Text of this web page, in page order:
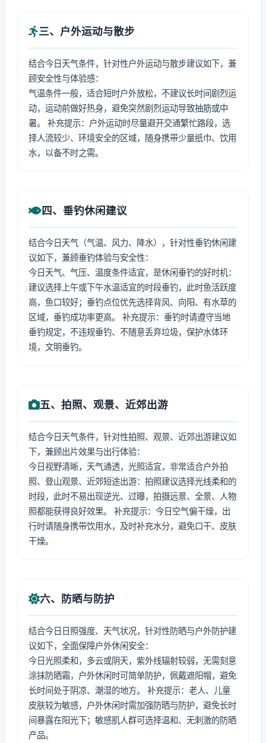
三、户外运动与散步
结合今日天气条件，针对性户外运动与散步建议如下，兼
顾安全性与体验感：
气温条件一般，适合短时户外放松，不建议长时间剧烈运
动，运动前做好热身，避免突然剧烈运动导致抽筋或中
暑。 补充提示：户外运动时尽量避开交通繁忙路段，选
择人流较少、环境安全的区域，随身携带少量纸巾、饮用
水，以备不时之需。
四、垂钓休闲建议
结合今日天气（气温、风力、降水），针对性垂钓休闲建
议如下，兼顾垂钓体验与安全性：
今日天气、气压、温度条件适宜，是休闲垂钓的好时机：
建议选择上午或下午水温适宜的时段垂钓，此时鱼活跃度
高，鱼口较好；垂钓点位优先选择背风、向阳、有水草的
区域，垂钓成功率更高。 补充提示：垂钓时请遵守当地
垂钓规定，不违规垂钓、不随意丢弃垃圾，保护水体环
境，文明垂钓。
五、拍照、观景、近郊出游
结合今日天气条件，针对性拍照、观景、近郊出游建议如
下，兼顾出片效果与出行体验：
今日视野清晰，天气通透，光照适宜，非常适合户外拍
照、登山观景、近郊短途出游：拍照建议选择光线柔和的
时段，此时不易出现逆光、过曝，拍摄远景、全景、人物
照都能获得良好效果。 补充提示：今日空气偏干燥，出
行时请随身携带饮用水，及时补充水分，避免口干、皮肤
干燥。
六、防晒与防护
结合今日日照强度、天气状况，针对性防晒与户外防护建
议如下，全面保障户外休闲安全：
今日光照柔和，多云或阴天，紫外线辐射较弱，无需刻意
涂抹防晒霜，户外休闲时可简单防护，佩戴遮阳帽，避免
长时间处于阴凉、潮湿的地方。 补充提示：老人、儿童
皮肤较为敏感，户外休闲时需加强防晒与防护，避免长时
间暴露在阳光下；敏感肌人群可选择温和、无刺激的防晒
产品。